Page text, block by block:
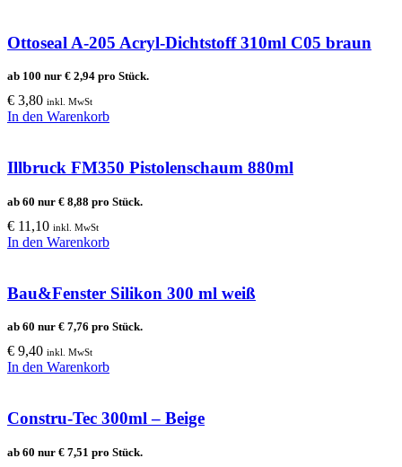
Ottoseal A-205 Acryl-Dichtstoff 310ml C05 braun
ab 100 nur € 2,94 pro Stück.
€ 3,80 inkl. MwSt
In den Warenkorb
Illbruck FM350 Pistolenschaum 880ml
ab 60 nur € 8,88 pro Stück.
€ 11,10 inkl. MwSt
In den Warenkorb
Bau&Fenster Silikon 300 ml weiß
ab 60 nur € 7,76 pro Stück.
€ 9,40 inkl. MwSt
In den Warenkorb
Constru-Tec 300ml – Beige
ab 60 nur € 7,51 pro Stück.